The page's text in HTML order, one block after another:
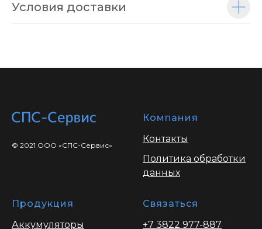
Условия доставки
© 2021 ООО «СПС-Сервис»
Компания
Контакты
Политика обработки
данных
Продукция
Аккумуляторы
Связаться
+7 3822 977-887